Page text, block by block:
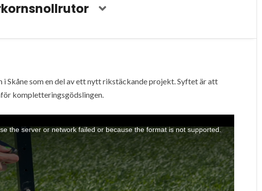
Skåne som en del av ett nytt rikstäckande projekt. Syftet är att
kompletteringsgödslingen.